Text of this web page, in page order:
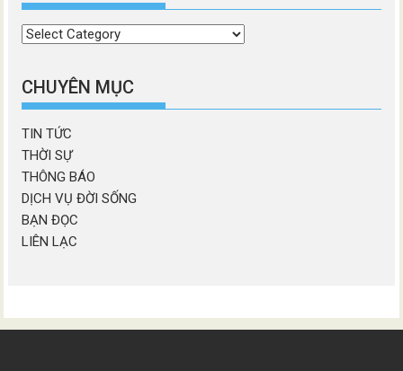
Chọn
mục
CHUYÊN MỤC
TIN TỨC
THỜI SỰ
THÔNG BÁO
DỊCH VỤ ĐỜI SỐNG
BẠN ĐỌC
LIÊN LẠC